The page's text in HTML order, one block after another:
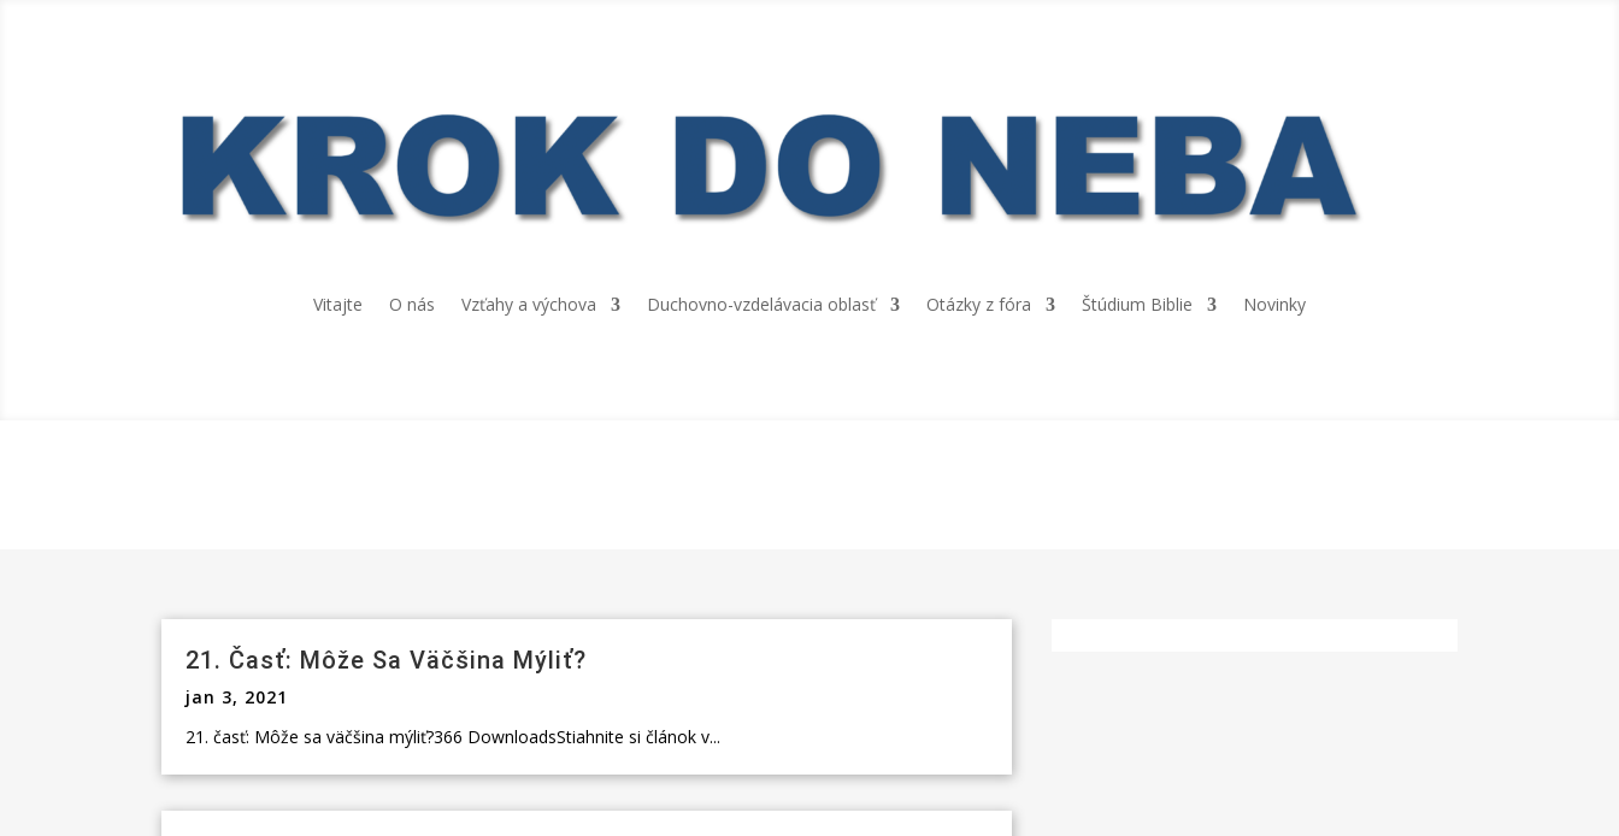
Vitajte O nás Vzťahy a výchova Duchovno-vzdelávacia oblasť Otázky z fóra Štúdium Biblie Novinky
21. Časť: Môže Sa Väčšina Mýliť?
jan 3, 2021
21. časť: Môže sa väčšina mýliť?366 DownloadsStiahnite si článok v...